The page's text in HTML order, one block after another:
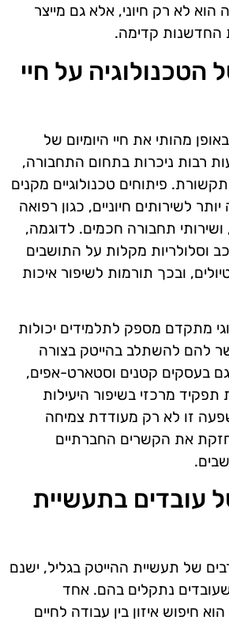
הוא לא רק חיוני, אלא גם מייצר
החדשנות קדימה.
על חיי
מהותי את חיי היומיום של
רבות ניכרות בתחום התחבורה,
פיתוחים טכנולוגיים מקנים
לשירותים חיוניים, כגון רפואה
ושירותי תחבורה חכמים. לדוגמה,
וסלולריות מקלות על התושבים
ובכך תורמות לשיפור איכות
מתקדם מספק לתלמידים יכולות
להם להשתלב בהייטק בצורה
בעסקים קטנים וסטארט-אפים,
מרכזי בשיפור היעילות
זו לא רק מעודדת צמיחה
את הקשרים החברתיים
עובדים בתעשיית
של תעשיית ההייטק בגליל, ישנם
נתקלים בהם. אחד
חיפוש איזון בין עבודה לחיים